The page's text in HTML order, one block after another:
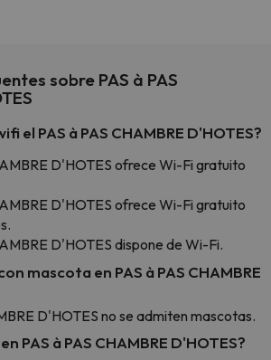
sobre PAS à PAS
el PAS à PAS CHAMBRE D'HOTES?
D'HOTES ofrece Wi-Fi gratuito
D'HOTES ofrece Wi-Fi gratuito
D'HOTES dispone de Wi-Fi.
mascota en PAS à PAS CHAMBRE
D'HOTES no se admiten mascotas.
PAS à PAS CHAMBRE D'HOTES?